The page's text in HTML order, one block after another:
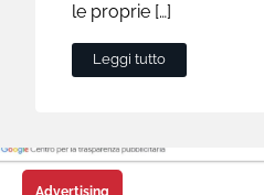
le proprie […]
Leggi tutto
Advertising